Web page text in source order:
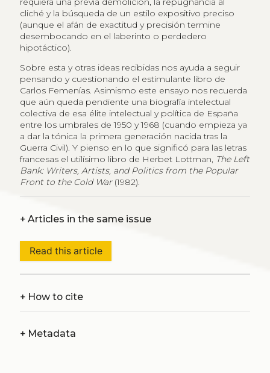
cliché y la búsqueda de un estilo expositivo preciso
(aunque el afán de exactitud y precisión termine
desembocando en el laberinto o perdedero
hipotáctico).
Sobre esta y otras ideas recibidas nos ayuda a seguir
pensando y cuestionando el estimulante libro de
Carlos Femenías. Asimismo este ensayo nos recuerda
que aún queda pendiente una biografía intelectual
colectiva de esa élite intelectual y política de España
entre los umbrales de 1950 y 1968 (cuando empieza ya
a dar la tónica la primera generación nacida tras la
Guerra Civil). Y pienso en lo que significó para las letras
francesas el utilísimo libro de Herbet Lottman, The Left
Bank: Writers, Artists, and Politics from the Popular
Front to the Cold War(1982).
+Articles in the same issue
Read this article
+How to cite
+Metadata